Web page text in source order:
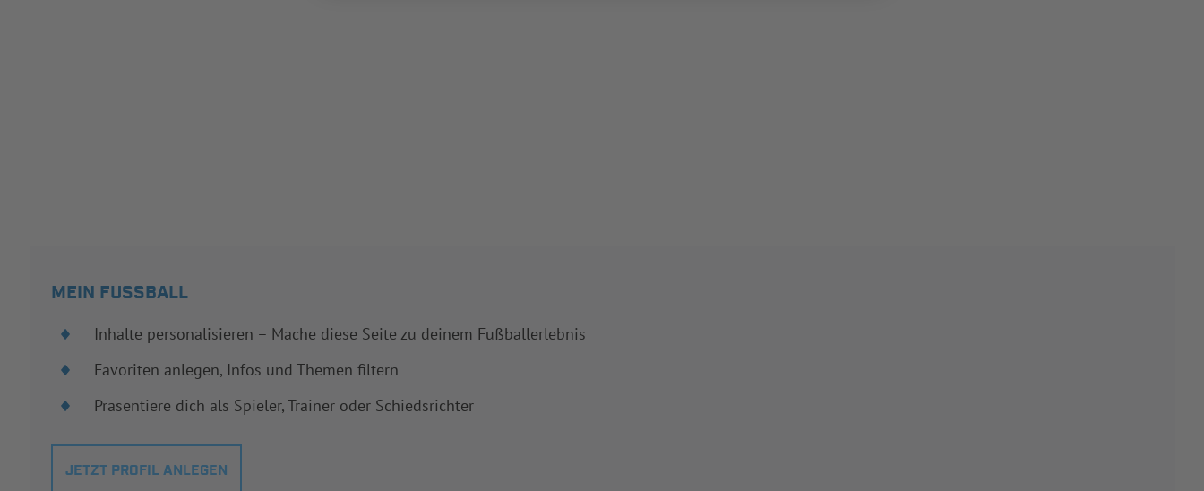
MEIN FUSSBALL
Inhalte personalisieren – Mache diese Seite zu deinem Fußballerlebnis
Favoriten anlegen, Infos und Themen filtern
Präsentiere dich als Spieler, Trainer oder Schiedsrichter
JETZT PROFIL ANLEGEN